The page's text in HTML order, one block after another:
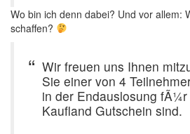
Wo bin ich denn dabei? Und vor allem:
schaffen?
Wir freuen uns Ihnen
Sie einer von 4
in der Endauslosung fÃ¼r
Kaufland Gutschein sind.